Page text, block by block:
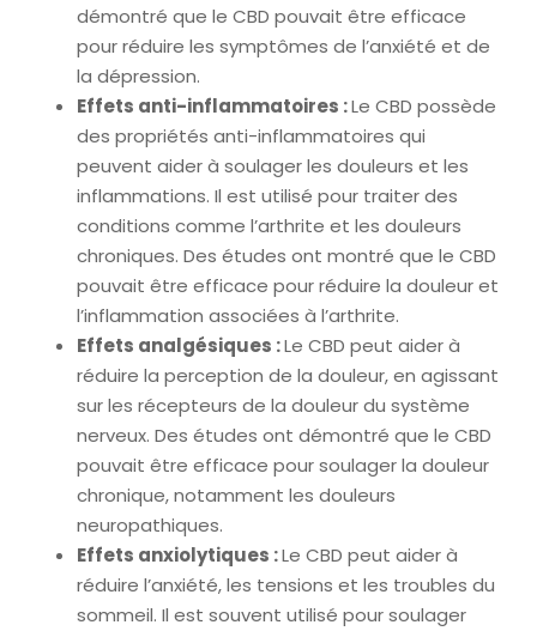
démontré que le CBD pouvait être efficace
pour réduire les symptômes de l’anxiété et de
la dépression.
Effets anti-inflammatoires :Le CBD possède
des propriétés anti-inflammatoires qui
peuvent aider à soulager les douleurs et les
inflammations. Il est utilisé pour traiter des
conditions comme l’arthrite et les douleurs
chroniques. Des études ont montré que le CBD
pouvait être efficace pour réduire la douleur et
l’inflammation associées à l’arthrite.
Effets analgésiques :Le CBD peut aider à
réduire la perception de la douleur, en agissant
sur les récepteurs de la douleur du système
nerveux. Des études ont démontré que le CBD
pouvait être efficace pour soulager la douleur
chronique, notamment les douleurs
neuropathiques.
Effets anxiolytiques :Le CBD peut aider à
réduire l’anxiété, les tensions et les troubles du
sommeil. Il est souvent utilisé pour soulager